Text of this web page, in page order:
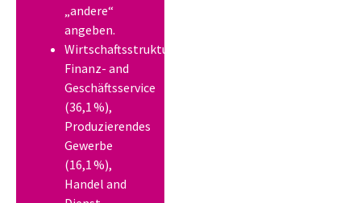
„andere“
angeben.
Wirtschaftsstruktur:
Finanz- and
Geschäftsservice
(36,1 %),
Produzierendes
Gewerbe
(16,1 %),
Handel and